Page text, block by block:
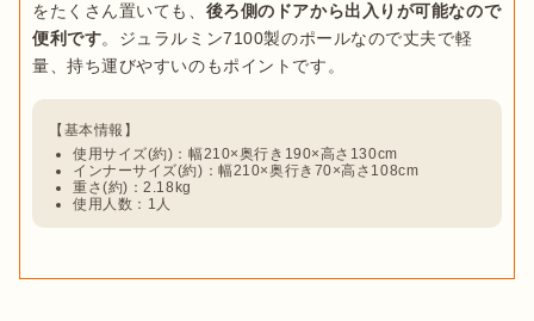
をたくさん置いても、 後ろ側のドアから出入りが可能なので
便利です。ジュラルミン7100製のポールなので丈夫で軽
使用サイズ(約)：幅210×奥行き190×高さ130cm
インナーサイズ(約)：幅210×奥行き70×高さ108cm
重さ(約)：2.18kg
使用人数：1人